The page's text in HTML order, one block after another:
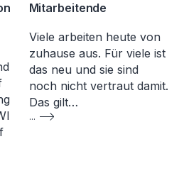
Mitarbeitende
Viele arbeiten heute von
zuhause aus. Für viele ist
das neu und sie sind
noch nicht vertraut damit.
Das gilt…
...